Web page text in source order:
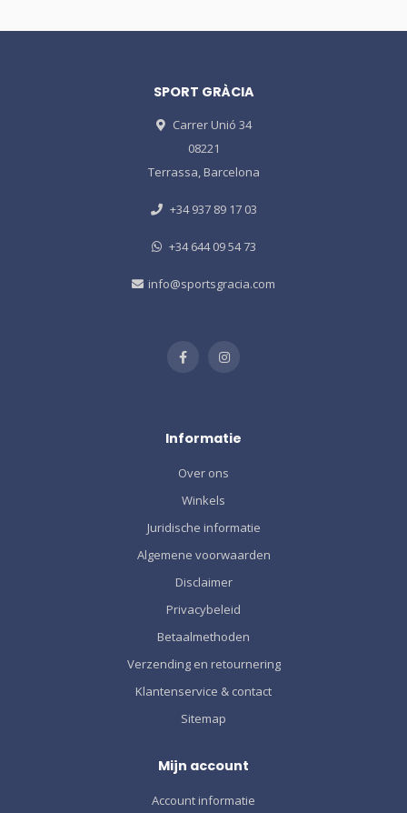
SPORT GRÀCIA
Carrer Unió 34
08221
Terrassa, Barcelona
+34 937 89 17 03
+34 644 09 54 73
info@sportsgracia.com
Informatie
Over ons
Winkels
Juridische informatie
Algemene voorwaarden
Disclaimer
Privacybeleid
Betaalmethoden
Verzending en retournering
Klantenservice & contact
Sitemap
Mijn account
Account informatie